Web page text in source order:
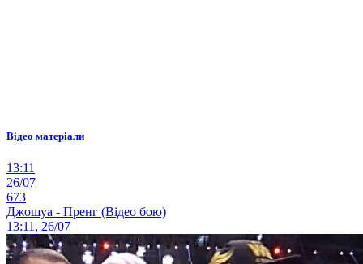
Відео матеріали
13:11
26/07
673
Джошуа - Пренг (Відео бою)
13:11, 26/07